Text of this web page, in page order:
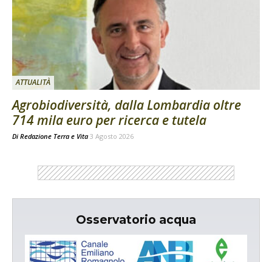
ATTUALITÀ
Agrobiodiversità, dalla Lombardia oltre
714 mila euro per ricerca e tutela
Di Redazione Terra e Vita 3 Agosto 2026
Osservatorio acqua